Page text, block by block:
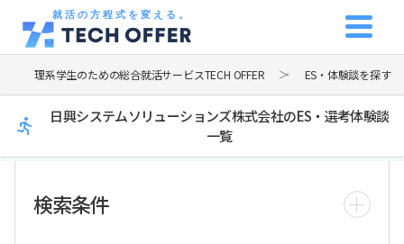
就活の方程式を変える。
理系学生のための総合就活サービスTECH OFFER ES・体験談を探す
日興システムソリューションズ株式会社のES・選考体験談
一覧
検索条件